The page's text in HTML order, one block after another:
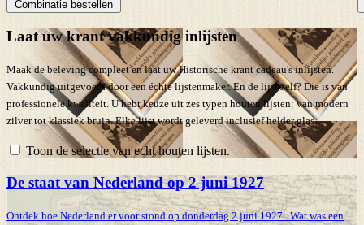
Combinatie bestellen
Laat uw krant vakkundig inlijsten
Maak de beleving compleet en laat uw Historische krant cadeau's inlijsten.
Vakkundig uitgevoerd door een échte lijstenmaker. En de lijst zelf? Die is van
professionele kwaliteit. U hebt keuze uit zes typen houten lijsten: van modern
zilver tot klassiek bruin. Elke lijst wordt geleverd inclusief helder glas.
Toon de selectie van echt houten lijsten.
De staat van Nederland op 2 juni 1927
Ontdek hoe Nederland er voor stond op donderdag 2 juni 1927 . Wat was een